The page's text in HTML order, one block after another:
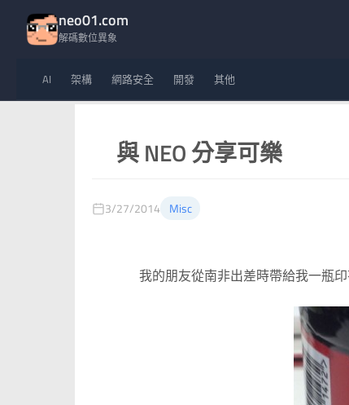
neo01.com
解碼數位異象
AI 架構 網路安全 開發 其他
與 NEO 分享可樂
3/27/2014 Misc
我的朋友從南非出差時帶給我一瓶